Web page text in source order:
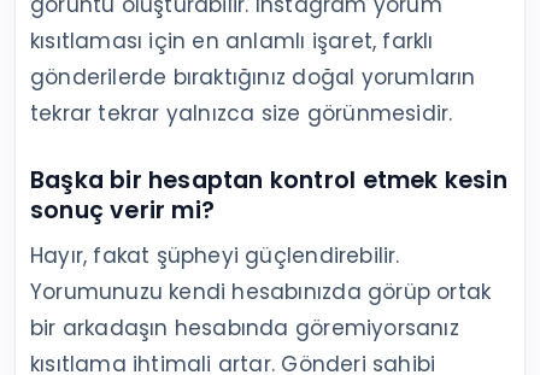
kısıtlaması için en anlamlı işaret, farklı
gönderilerde bıraktığınız doğal yorumların
tekrar tekrar yalnızca size görünmesidir.
Başka bir hesaptan kontrol etmek kesin
sonuç verir mi?
Hayır, fakat şüpheyi güçlendirebilir.
Yorumunuzu kendi hesabınızda görüp ortak
bir arkadaşın hesabında göremiyorsanız
kısıtlama ihtimali artar. Gönderi sahibi